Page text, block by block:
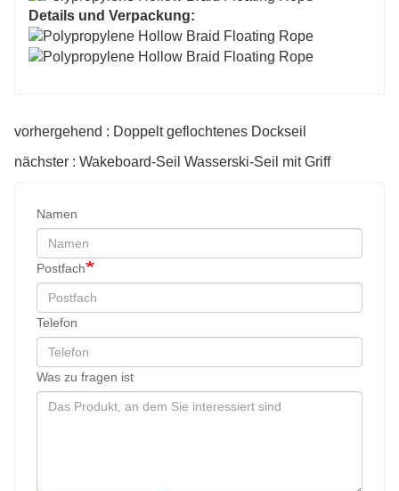
Details und Verpackung:
vorhergehend : Doppelt geflochtenes Dockseil
nächster : Wakeboard-Seil Wasserski-Seil mit Griff
Namen
Postfach
Telefon
Was zu fragen ist